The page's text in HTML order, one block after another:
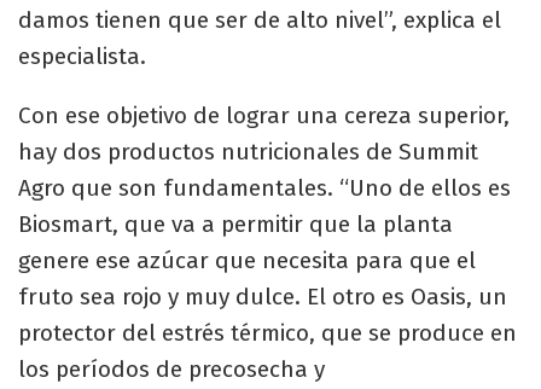
damos tienen que ser de alto nivel”, explica el
especialista.
Con ese objetivo de lograr una cereza superior,
hay dos productos nutricionales de Summit
Agro que son fundamentales. “Uno de ellos es
Biosmart, que va a permitir que la planta
genere ese azúcar que necesita para que el
fruto sea rojo y muy dulce. El otro es Oasis, un
protector del estrés térmico, que se produce en
los períodos de precosecha y